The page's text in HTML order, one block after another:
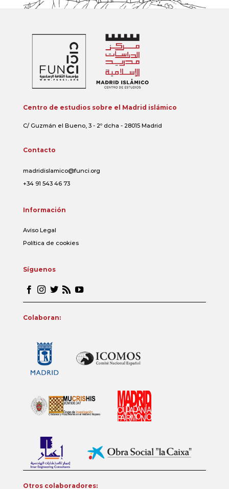
Centro de estudios sobre el Madrid islámico
C/ Guzmán el Bueno, 3 - 2º dcha - 28015 Madrid
Contacto
madridislamico@funci.org
+34 91 543 46 73
Información
Aviso Legal
Política de cookies
Síguenos
Colaboran:
Otros colaboradores: